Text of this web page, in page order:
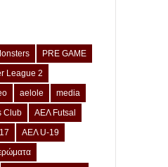
PRE GAME
League 2
aelole
media
Club
ΑΕΛ Futsal
ΑΕΛ U-19